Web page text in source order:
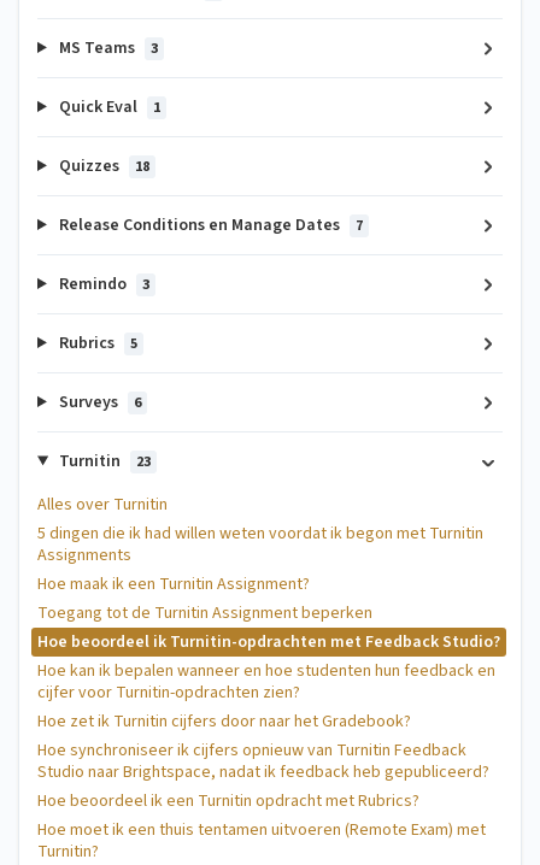
MS Teams 3
Quick Eval 1
Quizzes 18
Release Conditions en Manage Dates 7
Remindo 3
Rubrics 5
Surveys 6
Turnitin 23
Alles over Turnitin
5 dingen die ik had willen weten voordat ik begon met Turnitin
Assignments
Hoe maak ik een Turnitin Assignment?
Toegang tot de Turnitin Assignment beperken
Hoe beoordeel ik Turnitin-opdrachten met Feedback Studio?
Hoe kan ik bepalen wanneer en hoe studenten hun feedback en
cijfer voor Turnitin-opdrachten zien?
Hoe zet ik Turnitin cijfers door naar het Gradebook?
Hoe synchroniseer ik cijfers opnieuw van Turnitin Feedback
Studio naar Brightspace, nadat ik feedback heb gepubliceerd?
Hoe beoordeel ik een Turnitin opdracht met Rubrics?
Hoe moet ik een thuis tentamen uitvoeren (Remote Exam) met
Turnitin?